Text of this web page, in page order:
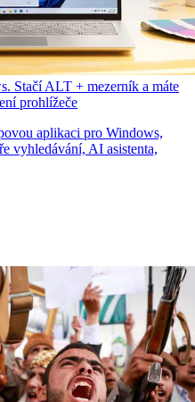
Stačí ALT + mezerník a máte
prohlížeče
aplikaci pro Windows,
vyhledávání, AI asistenta,